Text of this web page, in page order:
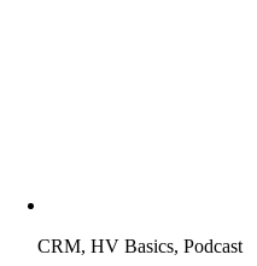
CRM, HV Basics, Podcast